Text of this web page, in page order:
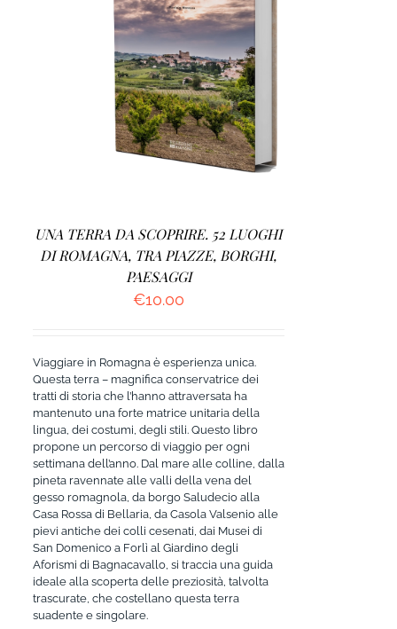
AGGIUNGI AL CARRELLO /
UNA TERRA DA SCOPRIRE. 52 LUOGHI
DI ROMAGNA, TRA PIAZZE, BORGHI,
PAESAGGI
€10.00
Viaggiare in Romagna è esperienza unica.
Questa terra – magnifica conservatrice dei
tratti di storia che l’hanno attraversata ha
mantenuto una forte matrice unitaria della
lingua, dei costumi, degli stili. Questo libro
propone un percorso di viaggio per ogni
settimana dell’anno. Dal mare alle colline, dalla
pineta ravennate alle valli della vena del
gesso romagnola, da borgo Saludecio alla
Casa Rossa di Bellaria, da Casola Valsenio alle
pievi antiche dei colli cesenati, dai Musei di
San Domenico a Forlì al Giardino degli
Aforismi di Bagnacavallo, si traccia una guida
ideale alla scoperta delle preziosità, talvolta
trascurate, che costellano questa terra
suadente e singolare.